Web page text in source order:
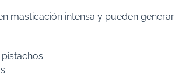
masticación intensa y pueden generar